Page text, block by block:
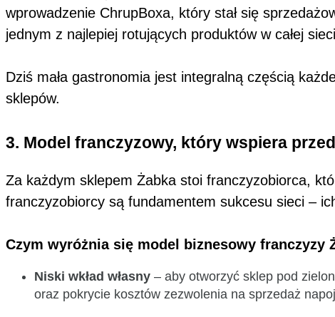
wprowadzenie ChrupBoxa, który stał się
jednym z najlepiej rotujących produktów w całej
Dziś mała gastronomia jest integralną częścią
sklepów.
3. Model franczyzowy, który wspiera
Za każdym sklepem Żabka stoi franczyzobiorca,
franczyzobiorcy są fundamentem sukcesu sieci –
Czym wyróżnia się model biznesowy franczyzy
Niski wkład własny – aby otworzyć sklep pod
oraz pokrycie kosztów zezwolenia na sprzedaż